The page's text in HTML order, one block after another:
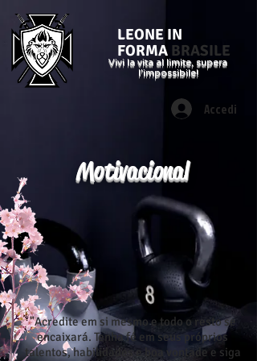
LEONE IN
FORMA BRASILE
Vivi la vita al limite, supera
l'impossibile!
Accedi
Motivacional
"Acredite em si mesmo e todo o resto se
encaixará. Tenha fé em seus próprios
talentos, habilidades e boa vontade e siga